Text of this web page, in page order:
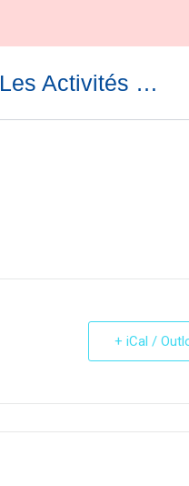
Les Activités …
+ iCal /